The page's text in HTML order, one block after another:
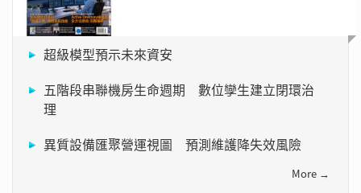
超級模型預示未來資安
五階段串聯機房生命週期 數位孿生建立閉環治
理
異質設備匯聚營運視圖 預測維護降失效風險
More →